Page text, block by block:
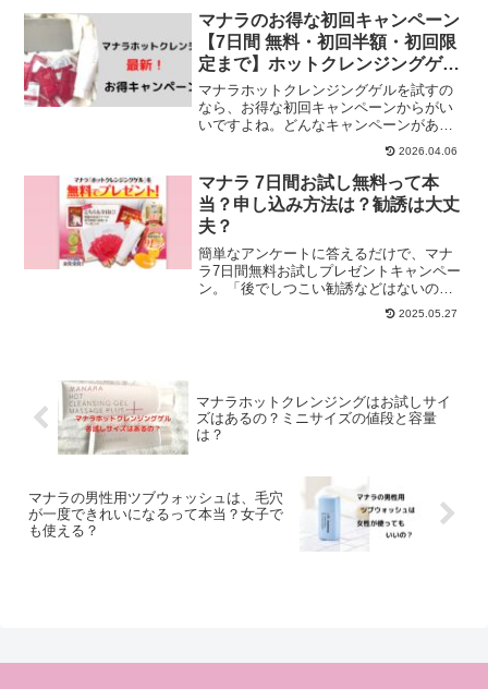
じなのか？」マナラのコールセンターに
問い合わせしてみました。
マナラのお得な初回キャンペーン
【7日間 無料・初回半額・初回限
定まで】ホットクレンジングゲル
2026年
マナラホットクレンジングゲルを試すの
なら、お得な初回キャンペーンからがい
いですよね。どんなキャンペーンがある
の？どのキャンペーンがお得？マナラホ
ットクレンジングの「初回キャンペー
ン」について詳しく調べてみました！マ
ナラの初回キャンペーンは、...
2026.04.06
マナラ 7日間お試し無料って本
当？申し込み方法は？勧誘は大丈
夫？
簡単なアンケートに答えるだけで、マナ
ラ7日間無料お試しプレゼントキャンペー
ン。「後でしつこい勧誘などはないのか
な？」「はじめ無料で勝手に定期便にな
ったりしないのかな？」「応募方法
2025.05.27
マナラホットクレンジングはお試しサイ
ズはあるの？ミニサイズの値段と容量
は？
マナラの男性用ツブウォッシュは、毛穴
が一度できれいになるって本当？女子で
も使える？